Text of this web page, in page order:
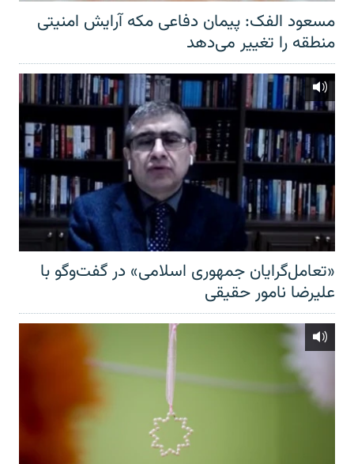
مسعود الفک: پیمان دفاعی مکه آرایش امنیتی
منطقه را تغییر می‌دهد
«تعامل‌گرایان جمهوری اسلامی» در گفت‌وگو با
علیرضا نامور حقیقی